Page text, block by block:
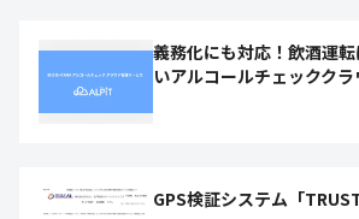
義務化にも対応！飲酒運
いアルコールチェックク
GPS検証システム「TRUST